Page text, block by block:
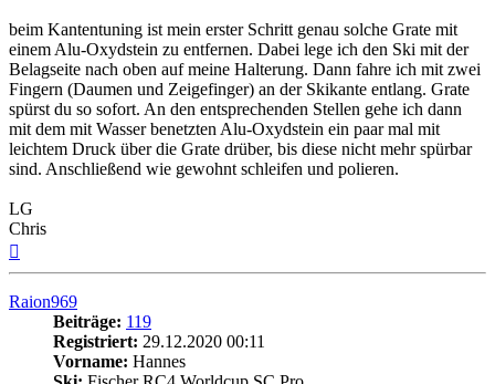
beim Kantentuning ist mein erster Schritt genau solche Grate mit
einem Alu-Oxydstein zu entfernen. Dabei lege ich den Ski mit der
Belagseite nach oben auf meine Halterung. Dann fahre ich mit zwei
Fingern (Daumen und Zeigefinger) an der Skikante entlang. Grate
spürst du so sofort. An den entsprechenden Stellen gehe ich dann
mit dem mit Wasser benetzten Alu-Oxydstein ein paar mal mit
leichtem Druck über die Grate drüber, bis diese nicht mehr spürbar
sind. Anschließend wie gewohnt schleifen und polieren.
LG
Chris
Raion969
Beiträge: 119
Registriert: 29.12.2020 00:11
Vorname: Hannes